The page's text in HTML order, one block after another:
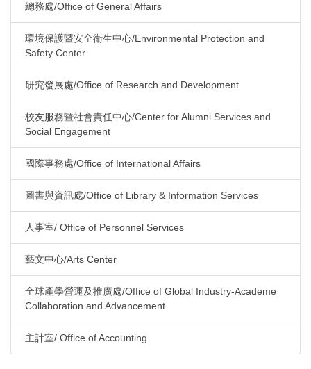
總務處/Office of General Affairs
環境保護暨安全衛生中心/Environmental Protection and
Safety Center
研究發展處/Office of Research and Development
校友服務暨社會責任中心/Center for Alumni Services and
Social Engagement
國際事務處/Office of International Affairs
圖書與資訊處/Office of Library & Information Services
人事室/ Office of Personnel Services
藝文中心/Arts Center
全球產學營運及推廣處/Office of Global Industry-Academe
Collaboration and Advancement
主計室/ Office of Accounting